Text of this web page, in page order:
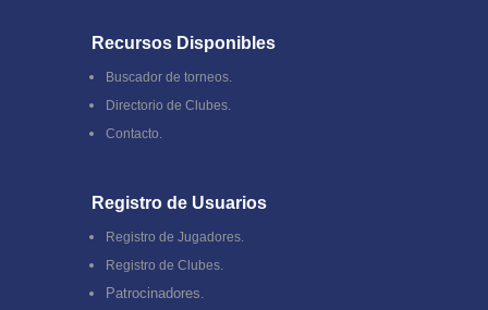
Recursos Disponibles
Buscador de torneos.
Directorio de Clubes.
Contacto.
Registro de Usuarios
Registro de Jugadores.
Registro de Clubes.
Patrocinadores.